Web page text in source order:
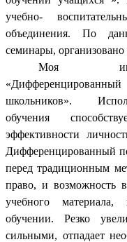
учебно-
объединения. По
семинары, организовано
Моя
школьников».
обучения
эффективности
Дифференцированный
перед традиционным
право, и возможность
учебного
обучении. Резко
сильными, отпадает